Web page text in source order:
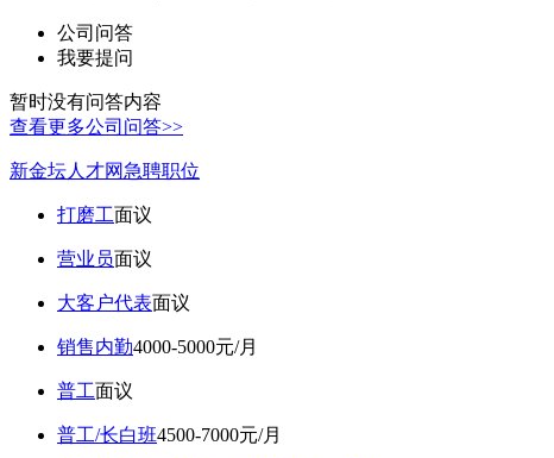
公司问答
我要提问
暂时没有问答内容
查看更多公司问答>>
新金坛人才网急聘职位
打磨工面议
营业员面议
大客户代表面议
销售内勤4000-5000元/月
普工面议
普工/长白班4500-7000元/月